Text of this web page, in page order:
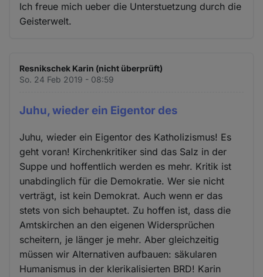
Ich freue mich ueber die Unterstuetzung durch die
Geisterwelt.
Resnikschek Karin (nicht überprüft)
So. 24 Feb 2019 - 08:59
Juhu, wieder ein Eigentor des
Juhu, wieder ein Eigentor des Katholizismus! Es
geht voran! Kirchenkritiker sind das Salz in der
Suppe und hoffentlich werden es mehr. Kritik ist
unabdinglich für die Demokratie. Wer sie nicht
verträgt, ist kein Demokrat. Auch wenn er das
stets von sich behauptet. Zu hoffen ist, dass die
Amtskirchen an den eigenen Widersprüchen
scheitern, je länger je mehr. Aber gleichzeitig
müssen wir Alternativen aufbauen: säkularen
Humanismus in der klerikalisierten BRD! Karin